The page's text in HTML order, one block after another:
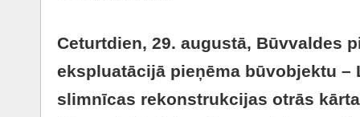
Ceturtdien, 29. augustā, Būvvaldes
ekspluatācijā pieņēma būvobjektu –
slimnīcas rekonstrukcijas otrās